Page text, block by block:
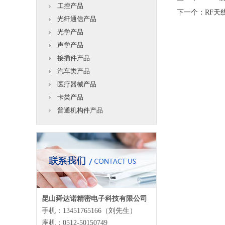
工控产品
光纤通信产品
光学产品
声学产品
接插件产品
汽车类产品
医疗器械产品
卡类产品
普通机构件产品
昆山舜达诺精密电子科技有限公司
手机：13451765166（刘先生）
座机：0512-50150749
下一个： RF天